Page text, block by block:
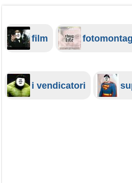
film
i vendicatori